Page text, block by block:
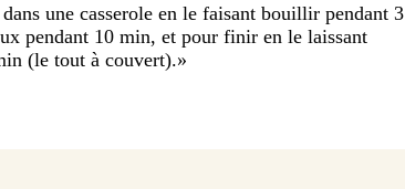
une casserole en le faisant bouillir pendant 3
pendant 10 min, et pour finir en le laissant
(le tout à couvert).»